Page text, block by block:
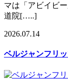
マは「アビイビ
道院[…..]
2026.07.14
ベルジャンフリ